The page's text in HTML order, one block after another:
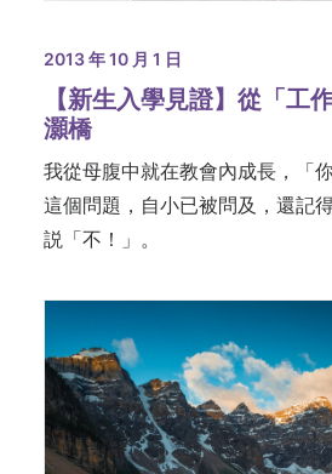
2013 年 10 月 1 日
【新生入學見證】從「工
灝橋
我從母腹中就在教會內成長，「
這個問題，自小已被問及，還記
説「不！」。